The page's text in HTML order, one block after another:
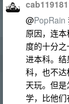
@PopRain
原因，连
度的十分
进本科。
科，也不
天玩。但
学，比他